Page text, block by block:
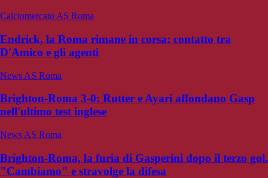
Calciomercato AS Roma
Endrick, la Roma rimane in corsa: contatto tra
D'Amico e gli agenti
News AS Roma
Brighton-Roma 3-0: Rutter e Ayari affondano Gasp
nell'ultimo test inglese
News AS Roma
Brighton-Roma, la furia di Gasperini dopo il terzo gol.
"Cambiamo" e stravolge la difesa